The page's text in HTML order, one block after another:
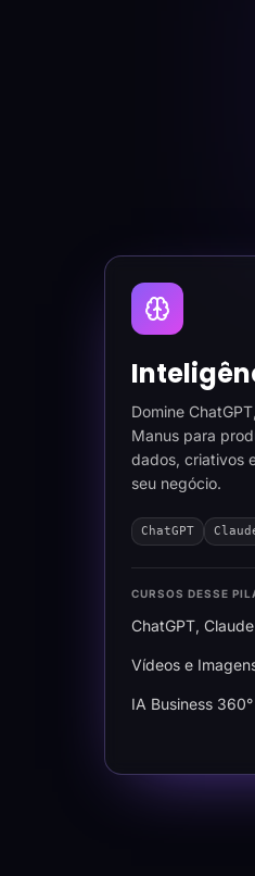
Domine
Manus para
dados, criativos
seu negócio.
ChatGPT
CURSOS DESSE
ChatGPT,
Vídeos e
IA Business 360°